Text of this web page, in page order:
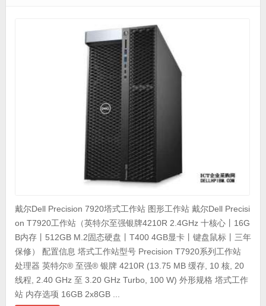
戴尔Dell Precision 7920塔式工作站 图形工作站 戴尔Dell Precisi
on T7920工作站（英特尔至强银牌4210R 2.4GHz 十核心丨16G
B内存丨512GB M.2固态硬盘丨T400 4GB显卡丨键盘鼠标丨三年
保修） 配置信息 塔式工作站型号 Precision T7920系列工作站
处理器 英特尔® 至强® 银牌 4210R (13.75 MB 缓存, 10 核, 20
线程, 2.40 GHz 至 3.20 GHz Turbo, 100 W) 外形规格 塔式工作
站 内存选项 16GB 2x8GB ...